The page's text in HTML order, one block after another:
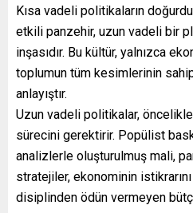
Kısa vadeli politikaların
etkili panzehir, uzun vadeli bir
inşasıdır. Bu kültür, yalnızca
toplumun tüm kesimlerinin
anlayıştır.
Uzun vadeli politikalar,
sürecini gerektirir. Popülist
analizlerle oluşturulmuş mali,
stratejiler, ekonominin
disiplinden ödün vermeyen